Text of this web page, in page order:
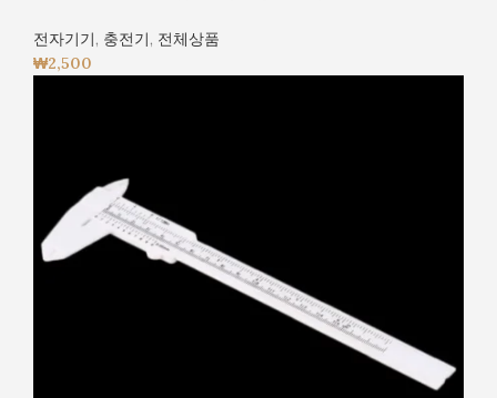
전자기기, 충전기, 전체상품
₩2,500